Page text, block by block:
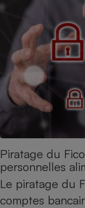
Piratage du
personnelles
Le piratage du
comptes